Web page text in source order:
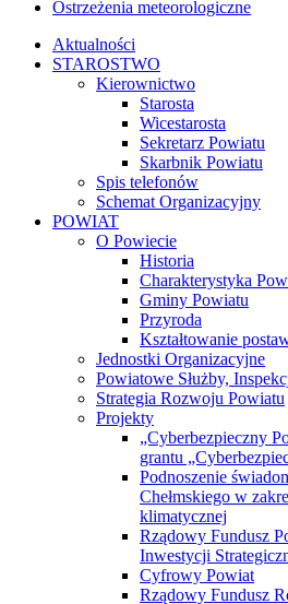
STAROSTWO
Kierownictwo
Starosta
Wicestarosta
Sekretarz Powiatu
Skarbnik Powiatu
Spis telefonów
Schemat Organizacyjny
POWIAT
O Powiecie
Historia
Charakterystyka
Gminy Powiatu
Przyroda
Kształtowanie
Jednostki Organizacyjne
Powiatowe Służby,
Strategia Rozwoju Powiatu
Projekty
„Cyberbezpieczny
grantu
Podnoszenie
Chełmskiego w
klimatycznej
Rządowy Fundusz
Inwestycji
Cyfrowy Powiat
Rządowy Fundusz
Fundusz Dróg